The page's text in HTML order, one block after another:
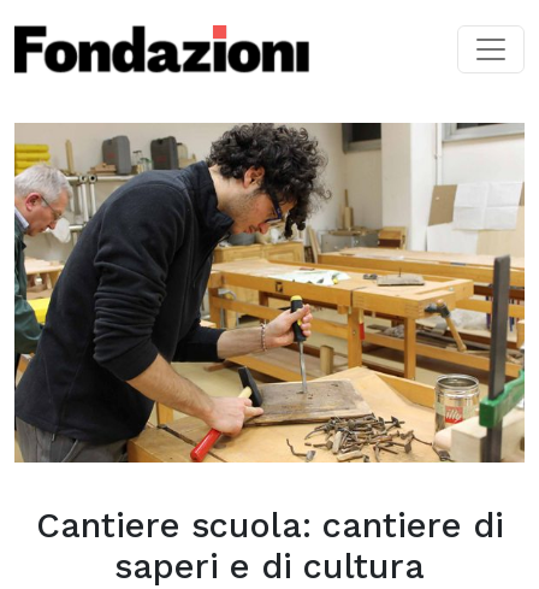
Skip to main content
Cantiere scuola: cantiere di
saperi e di cultura